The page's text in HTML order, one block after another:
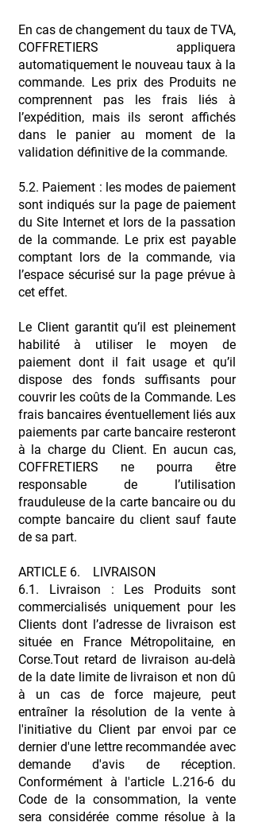
En cas de changement du taux de TVA,
COFFRETIERS appliquera
automatiquement le nouveau taux à la
commande. Les prix des Produits ne
comprennent pas les frais liés à
l’expédition, mais ils seront affichés
dans le panier au moment de la
validation définitive de la commande.
5.2. Paiement : les modes de paiement
sont indiqués sur la page de paiement
du Site Internet et lors de la passation
de la commande. Le prix est payable
comptant lors de la commande, via
l’espace sécurisé sur la page prévue à
cet effet.
Le Client garantit qu’il est pleinement
habilité à utiliser le moyen de
paiement dont il fait usage et qu’il
dispose des fonds suffisants pour
couvrir les coûts de la Commande. Les
frais bancaires éventuellement liés aux
paiements par carte bancaire resteront
à la charge du Client. En aucun cas,
COFFRETIERS ne pourra être
responsable de l’utilisation
frauduleuse de la carte bancaire ou du
compte bancaire du client sauf faute
de sa part.
ARTICLE 6. LIVRAISON
6.1. Livraison : Les Produits sont
commercialisés uniquement pour les
Clients dont l’adresse de livraison est
située en France Métropolitaine, en
Corse.Tout retard de livraison au-delà
de la date limite de livraison et non dû
à un cas de force majeure, peut
entraîner la résolution de la vente à
l'initiative du Client par envoi par ce
dernier d'une lettre recommandée avec
demande d'avis de réception.
Conformément à l'article L.216-6 du
Code de la consommation, la vente
sera considérée comme résolue à la